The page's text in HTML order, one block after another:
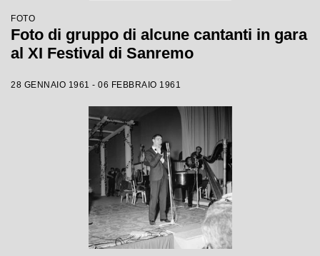
FOTO
Foto di gruppo di alcune cantanti in gara
al XI Festival di Sanremo
28 GENNAIO 1961 - 06 FEBBRAIO 1961